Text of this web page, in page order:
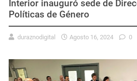
Interior inauguró sede de
Políticas de Género
duraznodigital Agosto 16, 2024 0